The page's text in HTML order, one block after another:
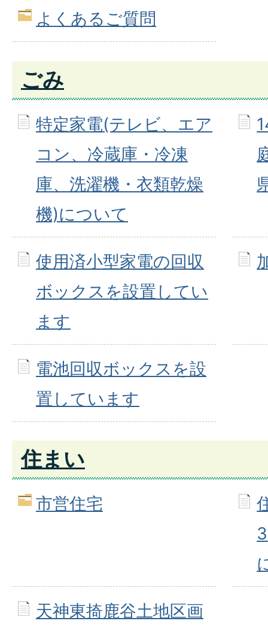
よくあるご質問
ごみ
特定家電(テレビ、エア
コン、冷蔵庫・冷凍
庫、洗濯機・衣類乾燥
機)について
使用済小型家電の回収
ボックスを設置してい
ます
電池回収ボックスを設
置しています
住まい
市営住宅
天神東掎鹿谷土地区画